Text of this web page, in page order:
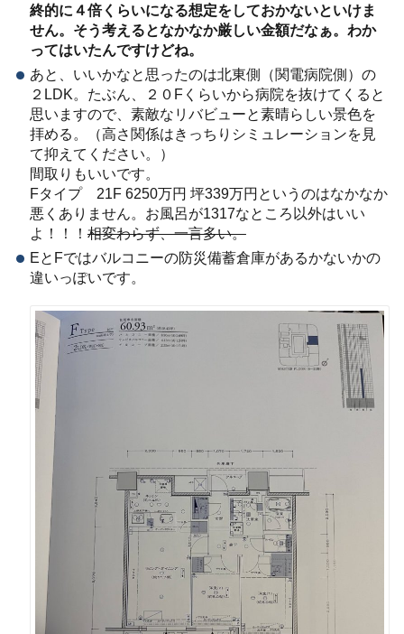
終的に４倍くらいになる想定をしておかないといけま
せん。そう考えるとなかなか厳しい金額だなぁ。わか
ってはいたんですけどね。
あと、いいかなと思ったのは北東側（関電病院側）の
２LDK。たぶん、２０Fくらいから病院を抜けてくると
思いますので、素敵なリバビューと素晴らしい景色を
拝める。（高さ関係はきっちりシミュレーションを見
て抑えてください。）
間取りもいいです。
Fタイプ 21F 6250万円 坪339万円というのはなかなか
悪くありません。お風呂が1317なところ以外はいい
よ！！！ 相変わらず、一言多い。
EとFではバルコニーの防災備蓄倉庫があるかないかの
違いっぽいです。